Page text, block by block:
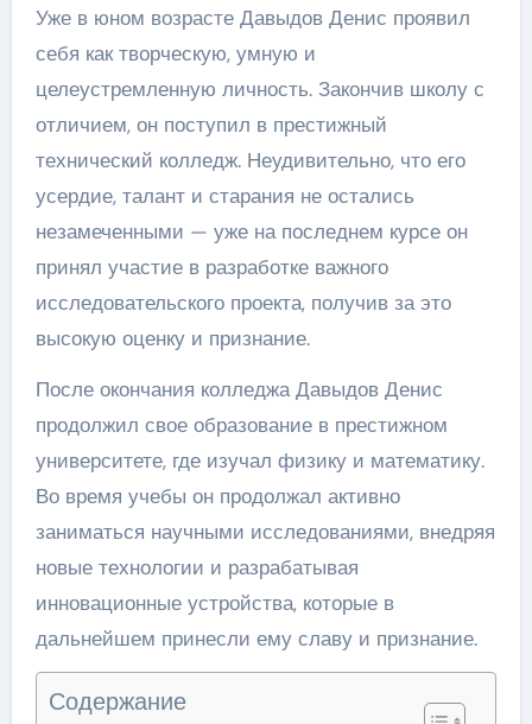
Уже в юном возрасте Давыдов Денис проявил
себя как творческую, умную и
целеустремленную личность. Закончив школу с
отличием, он поступил в престижный
технический колледж. Неудивительно, что его
усердие, талант и старания не остались
незамеченными — уже на последнем курсе он
принял участие в разработке важного
исследовательского проекта, получив за это
высокую оценку и признание.
После окончания колледжа Давыдов Денис
продолжил свое образование в престижном
университете, где изучал физику и математику.
Во время учебы он продолжал активно
заниматься научными исследованиями, внедряя
новые технологии и разрабатывая
инновационные устройства, которые в
дальнейшем принесли ему славу и признание.
Содержание